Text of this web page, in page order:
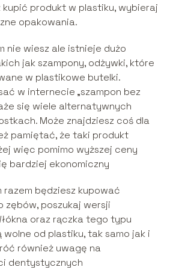
kupić produkt w plastiku, wybieraj
opakowania.
nie wiesz ale istnieje dużo
jak szampony, odżywki, które
w plastikowe butelki.
w internecie „szampon bez
się wiele alternatywnych
Może znajdziesz coś dla
pamiętać, że taki produkt
więc pomimo wyższej ceny
bardziej ekonomiczny
razem będziesz kupować
zębów, poszukaj wersji
oraz rączka tego typu
od plastiku, tak samo jak i
również uwagę na
dentystycznych